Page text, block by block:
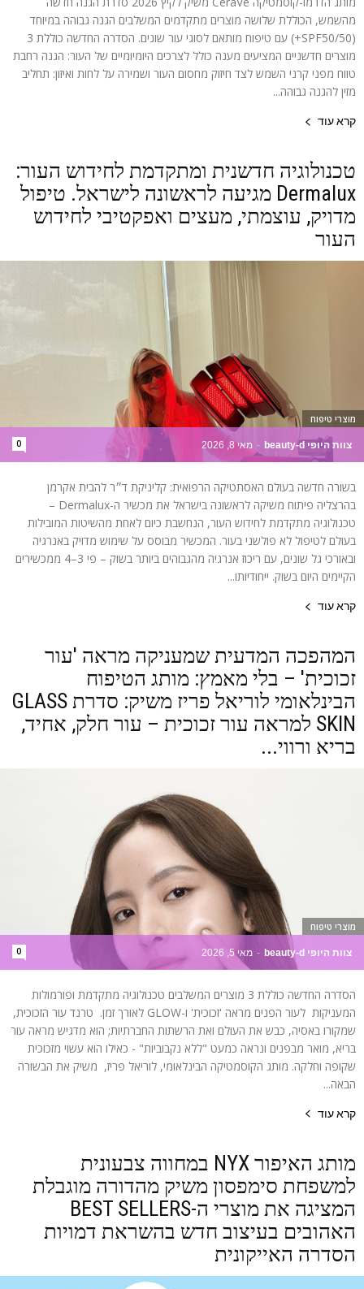
מהשמש, הכוללת שלושה מוצרים מתקדמים המשלבים הגנה גבוהה במיוחד
(SPF50/50+) עם טיפוח מותאם לסוגי עור שונים. הסדרה החדשה כוללת 3
מוצרים חדשניים המציעים מענה כולל לצרכים היומיומיים של העור: הגנה רחבת
טווח מפני קרני השמש לצד חיזוק מחסום העור ושמירה על לחות ואיזון: תחליב
מזין להגנה גבוהה...
קרא עוד
טכנולוגיה חדשנית ומתקדמת לחידוש העור:
Dermalux מגיעה לראשונה לישראל. טיפול
מדויק, עוצמתי, מעצים ואפקטיבי לחידוש
העור
צוות היופי beauty-d - מאי 8, 2026 0
מוצרי טיפוח
בשורה חדשה בעולם האסתטיקה הרפואית: קליניקת ד״ר להבית אקרמן
בהרצליה פיתוח משיקה לראשונה בישראל את מכשיר ה-Dermalux –
טכנולוגיה מתקדמת לחידוש העור, הנחשבת כיום לאחת מהשיטות המובילות
בעולם לטיפול לא פולשני בעור. המכשיר מבוסס על שימוש מדויק באנרגיה
ובאורכי גל שונים, עם ריכוז אנרגיה מהגבוהים ביותר בשוק – פי 3–4 ממכשירים
הקיימים היום בשוק. ייחודיותו...
קרא עוד
המהפכה המדעית שמעניקה מראה 'עור
זכוכית' – בלי מאמץ: מותג הטיפוח
הבינלאומי לוריאל פריז משיק: סדרת GLASS
SKIN למראה עור זכוכית – עור חלק, אחיד,
בריא ורווי...
צוות היופי beauty-d - מאי 5, 2026 0
מוצרי טיפוח
הסדרה החדשה כוללת 3 מוצרים המשלבים טכנולוגיה מתקדמת ופורמולות
המעניקות לעור הפנים מראה 'זכוכית' ו-GLOW לאורך זמן. טרנד עור הזכוכית,
שמקורו באסיה, כבש את העולם ואת הרשתות החברתיות; הוא מדגיש מראה עור
בריא, מואר מבפנים ונראה כמעט "ללא נקבוביות" - כאילו הוא עשוי מזכוכית
שקופה וחלקה. מותג הקוסמטיקה הבינלאומי, לוריאל פריז, משיק את הבשורה
הבאה...
קרא עוד
מותג האיפור NYX במחווה צבעונית
למשפחת סימפסון משיק מהדורה מוגבלת
המציגה את מוצרי ה-BEST SELLERS
האהובים בעיצוב חדש בהשראת דמויות
הסדרה האייקונית